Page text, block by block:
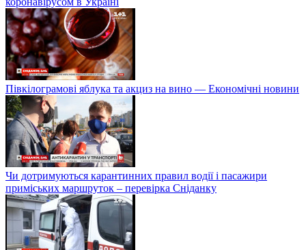
Півкілограмові яблука та акциз на вино — Економічні новини
Чи дотримуються карантинних правил водії і пасажири
приміських маршруток – перевірка Сніданку